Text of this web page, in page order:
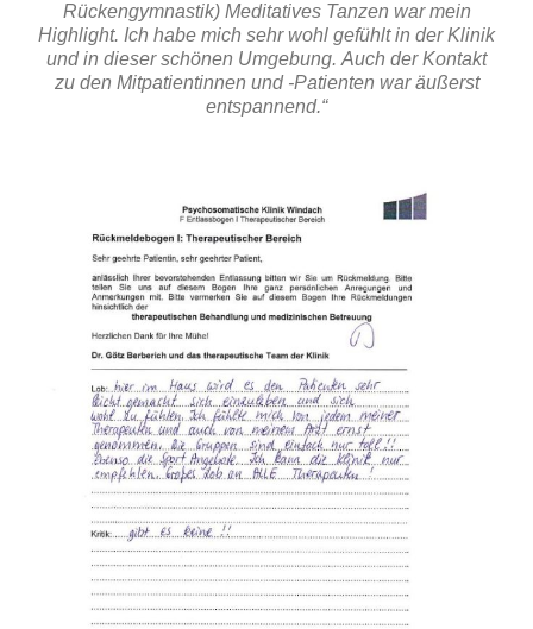
Rückengymnastik) Meditatives Tanzen war mein
Highlight. Ich habe mich sehr wohl gefühlt in der Klinik
und in dieser schönen Umgebung. Auch der Kontakt
zu den Mitpatientinnen und -Patienten war äußerst
entspannend.“